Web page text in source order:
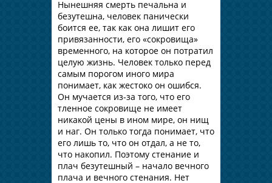
Нынешняя смерть печальна и
безутешна, человек панически
боится ее, так как она лишит его
привязанности, его «сокровища»
временного, на которое он потратил
целую жизнь. Человек только перед
самым порогом иного мира
понимает, как жестоко он ошибся.
Он мучается из-за того, что его
тленное сокровище не имеет
никакой цены в ином мире, он нищ
и наг. Он только тогда понимает, что
его лишь то, что он отдал, а не то,
что накопил. Поэтому стенание и
плач безутешный – начало вечного
плача и вечного стенания. Нет